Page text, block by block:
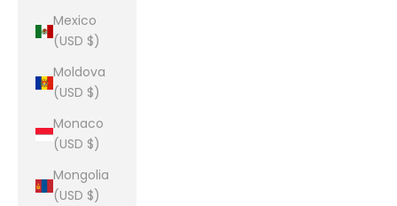
Mexico
(USD $)
Moldova
(USD $)
Monaco
(USD $)
Mongolia
(USD $)